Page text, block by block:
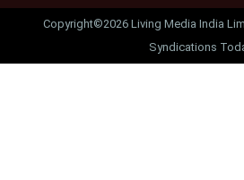
Copyright©2026 Living Media India
Syndications